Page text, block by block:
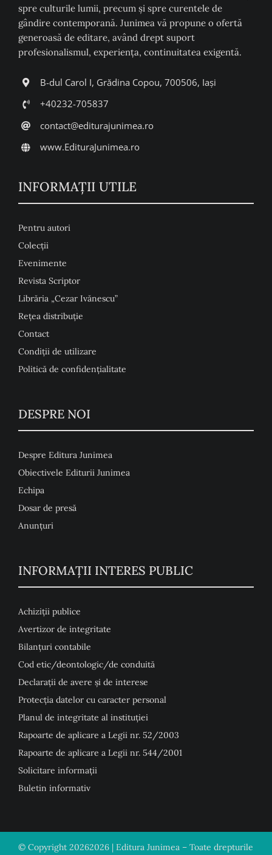
spre culturile lumii, precum şi spre curentele de
gândire contemporană. Junimea vă propune o ofertă
generoasă de editare, având drept suport
profesionalismul, experiența, continuitatea exigentă.
B-dul Carol I, Grădina Copou, 700506, Iași
+40232-705837
contact@editurajunimea.ro
www.EdituraJunimea.ro
INFORMAŢII UTILE
Pentru autori
Colecţii
Evenimente
Revista Scriptor
Librăria „Cezar Ivănescu”
Rețea distribuție
Contact
Condiţii de utilizare
Politică de confidențialitate
DESPRE NOI
Despre Editura Junimea
Obiectivele Editurii Junimea
Echipa
Dosar de presă
Anunţuri
INFORMAȚII INTERES PUBLIC
Achiziții publice
Avertizor de integritate
Bilanțuri contabile
Cod etic/deontologic/de conduită
Declarații de avere și de interese
Protecția datelor cu caracter personal
Planul de integritate al instituției
Rapoarte de aplicare a Legii nr. 52/2003
Rapoarte de aplicare a Legii nr. 544/2001
Solicitare informații
Buletin informativ
© Copyright 20262026 | Editura Junimea – Toate drepturile